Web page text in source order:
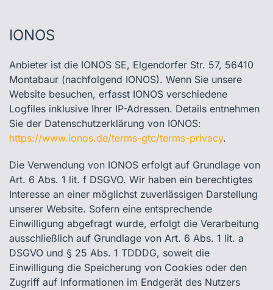
IONOS
Anbieter ist die IONOS SE, Elgendorfer Str. 57, 56410
Montabaur (nachfolgend IONOS). Wenn Sie unsere
Website besuchen, erfasst IONOS verschiedene
Logfiles inklusive Ihrer IP-Adressen. Details entnehmen
Sie der Datenschutzerklärung von IONOS:
https://www.ionos.de/terms-gtc/terms-privacy.
Die Verwendung von IONOS erfolgt auf Grundlage von
Art. 6 Abs. 1 lit. f DSGVO. Wir haben ein berechtigtes
Interesse an einer möglichst zuverlässigen Darstellung
unserer Website. Sofern eine entsprechende
Einwilligung abgefragt wurde, erfolgt die Verarbeitung
ausschließlich auf Grundlage von Art. 6 Abs. 1 lit. a
DSGVO und § 25 Abs. 1 TDDDG, soweit die
Einwilligung die Speicherung von Cookies oder den
Zugriff auf Informationen im Endgerät des Nutzers